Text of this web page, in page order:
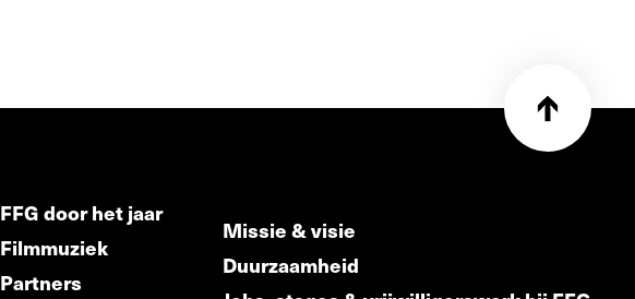
FFG door het jaar
Filmmuziek
Partners
Missie & visie
Duurzaamheid